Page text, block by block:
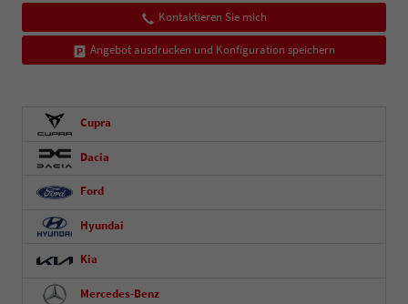
Kontaktieren Sie mich
Angebot ausdrucken und Konfiguration speichern
Cupra
Dacia
Ford
Hyundai
Kia
Mercedes-Benz